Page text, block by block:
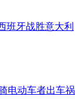
班牙战胜意大利
电动车者出车祸